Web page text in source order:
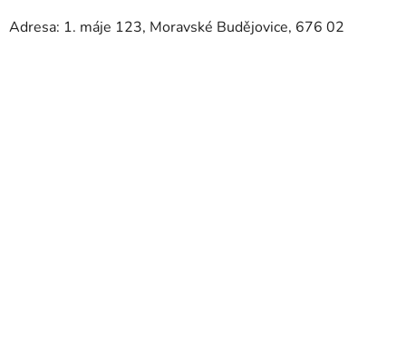
Adresa: 1. máje 123, Moravské Budějovice, 676 02